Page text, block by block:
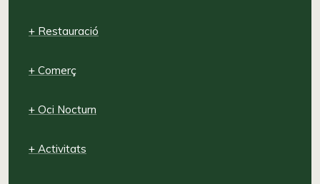
+ Restauració
+ Comerç
+ Oci Nocturn
+ Activitats